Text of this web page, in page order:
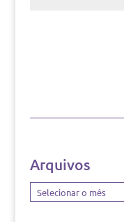
Arquivos
Arquivos